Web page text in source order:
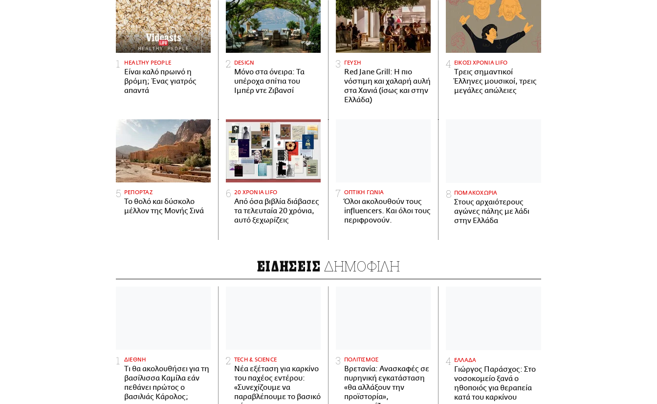
HEALTHY PEOPLE
Είναι καλό πρωινό η
βρόμη; Ένας γιατρός
απαντά
DESIGN
Μόνο στα όνειρα: Τα
υπέροχα σπίτια του
Ιμπέρ ντε Ζιβανσί
ΓΕΥΣΗ
Red Jane Grill: Η πιο
νόστιμη και χαλαρή αυλή
στα Χανιά (ίσως και στην
Ελλάδα)
ΕΙΚΟΣΙ ΧΡΟΝΙΑ LIFO
Tρεις σημαντικοί
Έλληνες μουσικοί, τρεις
μεγάλες απώλειες
ΡΕΠΟΡΤΑΖ
Το θολό και δύσκολο
μέλλον της Μονής Σινά
20 ΧΡΟΝΙΑ LIFO
Από όσα βιβλία διάβασες
τα τελευταία 20 χρόνια,
αυτό ξεχωρίζεις
ΟΠΤΙΚΗ ΓΩΝΙΑ
Όλοι ακολουθούν τους
influencers. Και όλοι τους
περιφρονούν.
ΠΟΜΑΚΟΧΩΡΙΑ
Στους αρχαιότερους
αγώνες πάλης με λάδι
στην Ελλάδα
ΕΙΔΗΣΕΙΣ ΔΗΜΟΦΙΛΗ
ΔΙΕΘΝΗ
Τι θα ακολουθήσει για τη
βασίλισσα Καμίλα εάν
πεθάνει πρώτος ο
βασιλιάς Κάρολος;
ΤECH & SCIENCE
Νέα εξέταση για καρκίνο
του παχέος εντέρου:
«Συνεχίζουμε να
παραβλέπουμε το βασικό
ΠΟΛΙΤΙΣΜΟΣ
Βρετανία: Ανασκαφές σε
πυρηνική εγκατάσταση
«θα αλλάξουν την
προϊστορία»,
ΕΛΛΑΔΑ
Γιώργος Παράσχος: Στο
νοσοκομείο ξανά ο
ηθοποιός για θεραπεία
κατά του καρκίνου